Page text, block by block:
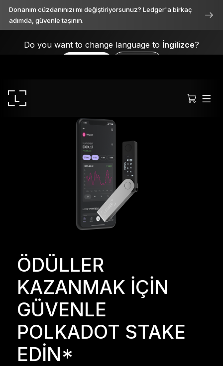
Donanım cüzdanınızı mı değiştiriyorsunuz? Ledger'a birkaç
adımda, güvenle taşının.
Do you want to change language to İngilizce?
Ledger Stax
Her açıdan birinci sınıf
Ledger Flex
Ledger NanoGen5
Sizin kadar benzersiz
YENI RENKLER
Güvenilir yedekleme koruması
ÖDÜLLER
KAZANMAK İÇİN
GÜVENLE
POLKADOT STAKE
EDİN*